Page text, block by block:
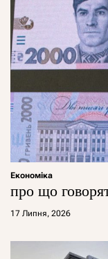
Економіка
про що
17 Липня, 2026